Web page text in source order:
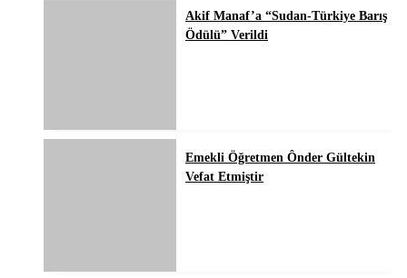
Akif Manaf’a “Sudan-Türkiye Barış
Ödülü” Verildi
Emekli Öğretmen Ônder Gültekin
Vefat Etmiştir